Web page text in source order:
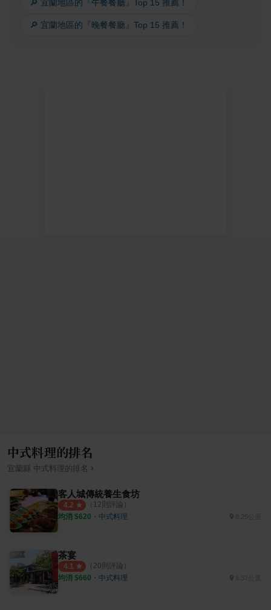
🔎 宜蘭地區的『午餐餐廳』Top 15 推薦！
🔎 宜蘭地區的『晚餐餐廳』Top 15 推薦！
中式料理的排名
宜蘭縣 中式料理 的排名 ›
客人城傳統養生食坊
4.2 （ 12則評論）
均消 $620 ・ 中式料理 8.25公里
茶宴
4.1 （ 20則評論）
均消 $660 ・ 中式料理